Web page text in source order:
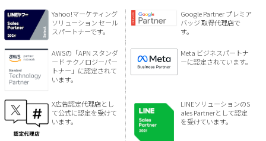
Yahoo!マーケティング
ソリューション セール
スパートナーです。
Google Partner プレミア
バッジ 取得代理店で
す。
AWSの「APN スタンダ
ード テクノロジーパー
トナー」に認定されて
います。
Meta ビジネスパートナ
ーに認定されています。
X広告認定代理店とし
て公式に認定を受けて
います。
LINEソリューションのS
ales Partnerとして認定
を受けています。